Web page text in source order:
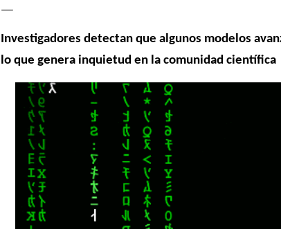
Investigadores detectan que algunos modelos
lo que genera inquietud en la comunidad científica